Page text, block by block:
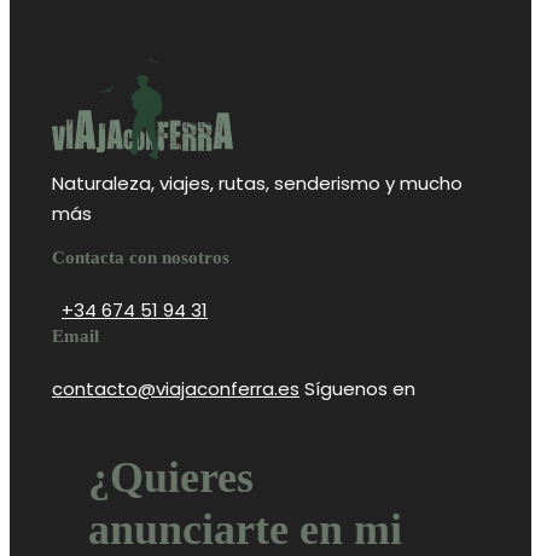
Naturaleza, viajes, rutas, senderismo y mucho
más
Contacta con nosotros
+34 674 51 94 31
Email
contacto@viajaconferra.es Síguenos en
¿Quieres
anunciarte en mi